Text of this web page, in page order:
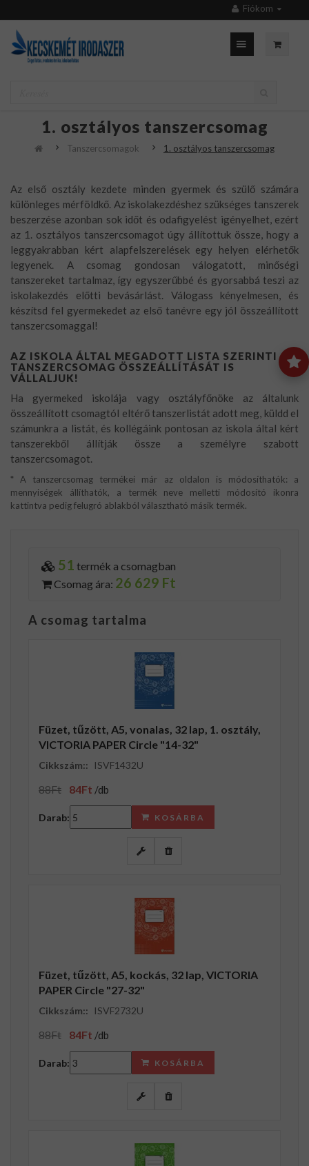
Fiókom
1. osztályos tanszercsomag
Tanszercsomagok 1. osztályos tanszercsomag
Az első osztály kezdete minden gyermek és szülő számára
különleges mérföldkő. Az iskolakezdéshez szükséges tanszerek
beszerzése azonban sok időt és odafigyelést igényelhet, ezért
az 1. osztályos tanszercsomagot úgy állítottuk össze, hogy a
leggyakrabban kért alapfelszerelések egy helyen elérhetők
legyenek. A csomag gondosan válogatott, minőségi
tanszereket tartalmaz, így egyszerűbbé és gyorsabbá teszi az
iskolakezdés előtti bevásárlást. Válogass kényelmesen, és
készítsd fel gyermekedet az első tanévre egy jól összeállított
tanszercsomaggal!
AZ ISKOLA ÁLTAL MEGADOTT LISTA SZERINTI
TANSZERCSOMAG ÖSSZEÁLLÍTÁSÁT IS
VÁLLALJUK!
Ha gyermeked iskolája vagy osztályfőnöke az általunk
összeállított csomagtól eltérő tanszerlistát adott meg, küldd el
számunkra a listát, és kollégáink pontosan az iskola által kért
tanszerekből állítják össze a személyre szabott
tanszercsomagot.
* A tanszercsomag termékei már az oldalon is módosíthatók: a
mennyiségek állíthatók, a termék neve melletti módosító ikonra
kattintva pedig felugró ablakból választható másik termék.
51 termék a csomagban
Csomag ára: 26 629 Ft
A csomag tartalma
Füzet, tűzött, A5, vonalas, 32 lap, 1. osztály,
VICTORIA PAPER Circle "14-32"
Cikkszám:: ISVF1432U
88Ft 84Ft /db
Darab: KOSÁRBA
Füzet, tűzött, A5, kockás, 32 lap, VICTORIA
PAPER Circle "27-32"
Cikkszám:: ISVF2732U
88Ft 84Ft /db
Darab: KOSÁRBA